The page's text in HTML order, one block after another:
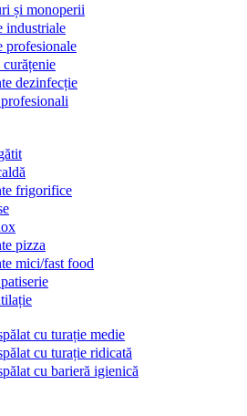
și monoperii
industriale
profesionale
dezinfecție
frigorifice
pizza
mici/fast food
cu turație medie
cu turație ridicată
cu barieră igienică